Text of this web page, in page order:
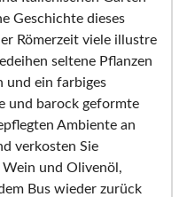
Geschichte dieses
Römerzeit viele illustre
seltene Pflanzen
und ein farbiges
und barock geformte
Ambiente an
verkosten Sie
und Olivenöl,
Bus wieder zurück